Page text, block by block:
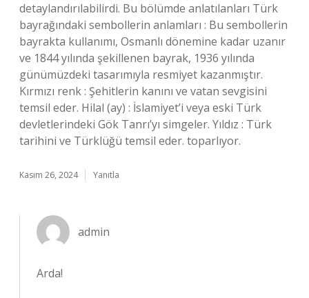
detaylandırılabilirdi. Bu bölümde anlatılanları Türk
bayrağındaki sembollerin anlamları : Bu sembollerin
bayrakta kullanımı, Osmanlı dönemine kadar uzanır
ve 1844 yılında şekillenen bayrak, 1936 yılında
günümüzdeki tasarımıyla resmiyet kazanmıştır.
Kırmızı renk : Şehitlerin kanını ve vatan sevgisini
temsil eder. Hilal (ay) : İslamiyet’i veya eski Türk
devletlerindeki Gök Tanrı’yı simgeler. Yıldız : Türk
tarihini ve Türklüğü temsil eder. toparlıyor.
Kasım 26, 2024 Yanıtla
admin
Arda!